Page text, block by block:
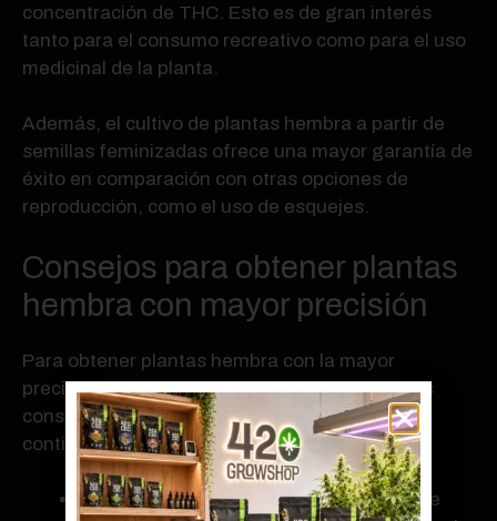
concentración de THC. Esto es de gran interés
tanto para el consumo recreativo como para el uso
medicinal de la planta.
Además, el cultivo de plantas hembra a partir de
semillas feminizadas ofrece una mayor garantía de
éxito en comparación con otras opciones de
reproducción, como el uso de esquejes.
Consejos para obtener plantas
hembra con mayor precisión
Para obtener plantas hembra con la mayor
precisión posible, se recomienda seguir ciertos
consejos durante el proceso de cultivo. A
continuación, se enumeran algunos de ellos:
Elegir semillas feminizadas de calidad de